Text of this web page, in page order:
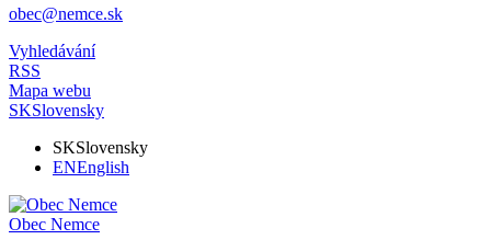
obec@nemce.sk
Vyhledávání
RSS
Mapa webu
SKSlovensky
SKSlovensky
ENEnglish
Obec Nemce